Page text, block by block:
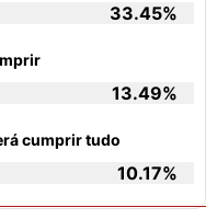
33.45%
13.49%
cumprir tudo
10.17%